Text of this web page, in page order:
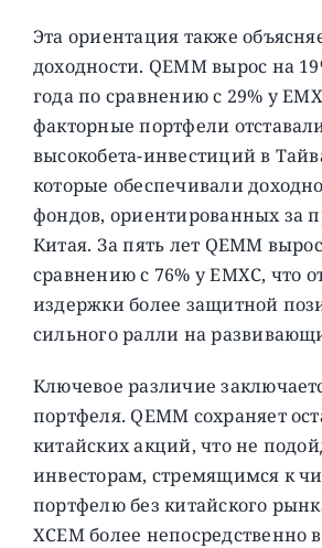
Эта ориентация также
доходности. QEMM вырос на
года по сравнению с 29% у
факторные портфели
высокобета-инвестиций в
которые обеспечивали
фондов, ориентированных за
Китая. За пять лет QEMM
сравнению с 76% у EMXC, что
издержки более защитной
сильного ралли на
Ключевое различие
портфеля. QEMM сохраняет
китайских акций, что не
инвесторам, стремящимся к
портфелю без китайского
XCEM более непосредственно